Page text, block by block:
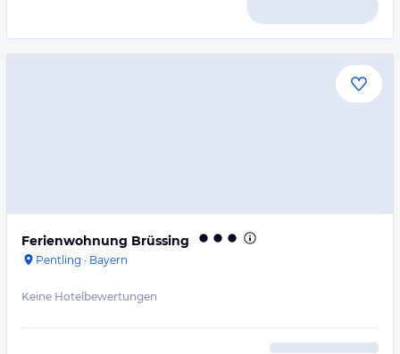
Ferienwohnung Brüssing
Pentling · Bayern
Keine Hotelbewertungen